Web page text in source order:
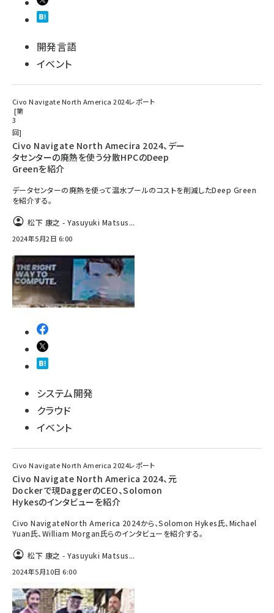
開発言語
イベント
Civo Navigate North America 2024レポート
第
3
回
Civo Navigate North Amecira 2024、デー
タセンターの廃熱を使う分散HPCのDeep
Greenを紹介
データセンターの廃熱を使って温水プールのコストを削減したDeep Green
を紹介する。
松下 康之 - Yasuyuki Matsus...
2024年5月2日 6:00
システム開発
クラウド
イベント
Civo Navigate North America 2024レポート
Civo Navigate North America 2024、元
Dockerで現DaggerのCEO、Solomon
Hykesのインタビューを紹介
Civo NavigateNorth America 2024から、Solomon Hykes氏、Michael
Yuan氏、William Morgan氏らのインタビューを紹介する。
松下 康之 - Yasuyuki Matsus...
2024年5月10日 6:00